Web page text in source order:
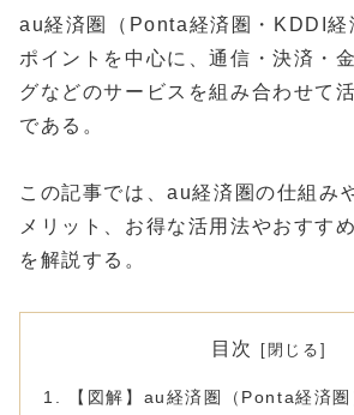
au経済圏（Ponta経済圏・KDDI経
ポイントを中心に、通信・決済・
グなどのサービスを組み合わせて
である。
この記事では、au経済圏の仕組み
メリット、お得な活用法やおすす
を解説する。
目次
【図解】au経済圏（Ponta経済